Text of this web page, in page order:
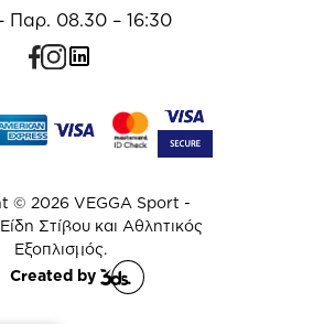
Παρ. 08.30 – 16:30
Created by
© 2026 VEGGA Sport -
Στίβου και Αθλητικός
Εξοπλισμός.